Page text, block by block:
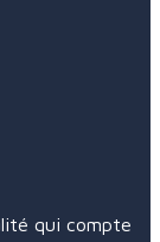
qui compte